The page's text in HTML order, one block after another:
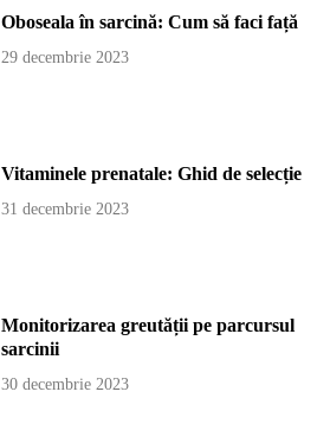
Oboseala în sarcină: Cum să faci față
29 decembrie 2023
Vitaminele prenatale: Ghid de selecție
31 decembrie 2023
Monitorizarea greutății pe parcursul
sarcinii
30 decembrie 2023